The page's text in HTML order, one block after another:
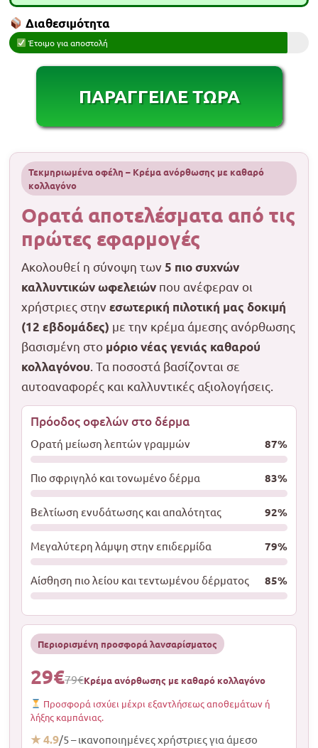
Διαθεσιμότητα
Έτοιμο για αποστολή
ΠΑΡΑΓΓΕΙΛΕ ΤΩΡΑ
Τεκμηριωμένα οφέλη – Κρέμα ανόρθωσης με καθαρό
κολλαγόνο
Ορατά αποτελέσματα από τις
πρώτες εφαρμογές
Ακολουθεί η σύνοψη των 5 πιο συχνών
καλλυντικών ωφελειών που ανέφεραν οι
χρήστριες στην εσωτερική πιλοτική μας δοκιμή
(12 εβδομάδες) με την κρέμα άμεσης ανόρθωσης
βασισμένη στο μόριο νέας γενιάς καθαρού
κολλαγόνου . Τα ποσοστά βασίζονται σε
αυτοαναφορές και καλλυντικές αξιολογήσεις.
Πρόοδος οφελών στο δέρμα
Ορατή μείωση λεπτών γραμμών 87%
Πιο σφριγηλό και τονωμένο δέρμα 83%
Βελτίωση ενυδάτωσης και απαλότητας 92%
Μεγαλύτερη λάμψη στην επιδερμίδα 79%
Αίσθηση πιο λείου και τεντωμένου δέρματος 85%
Περιορισμένη προσφορά λανσαρίσματος
29€79€Κρέμα ανόρθωσης με καθαρό κολλαγόνο
Προσφορά ισχύει μέχρι εξαντλήσεως αποθεμάτων ή
λήξης καμπάνιας.
★ 4.9/5 – ικανοποιημένες χρήστριες για άμεσο